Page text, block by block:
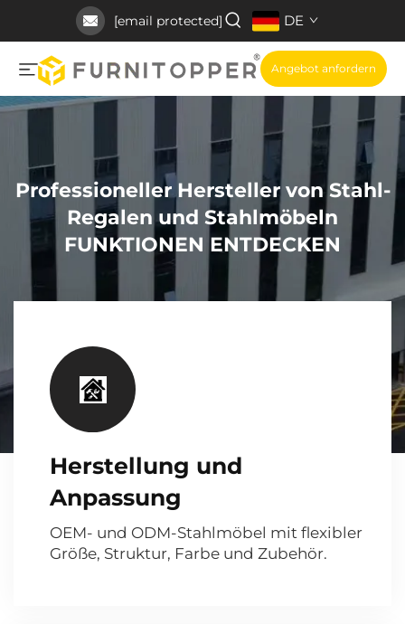
[email protected] DE
Angebot anfordern
Professioneller Hersteller von Stahl-
Regalen und Stahlmöbeln
FUNKTIONEN ENTDECKEN
Herstellung und
Anpassung
OEM- und ODM-Stahlmöbel mit flexibler
Größe, Struktur, Farbe und Zubehör.